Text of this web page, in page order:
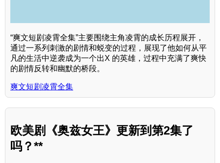
“爽文短剧凌霄全集”主要围绕主角凌霄的成长历程展开，
通过一系列刺激的剧情和蜕变的过程，展现了他如何从平
凡的生活中逆袭成为一个出X 的英雄，过程中充满了爽快
的剧情反转和幽默的桥段。
爽文短剧凌霄全集
欧美剧《奥兹女王》更新到第2集了
吗？**